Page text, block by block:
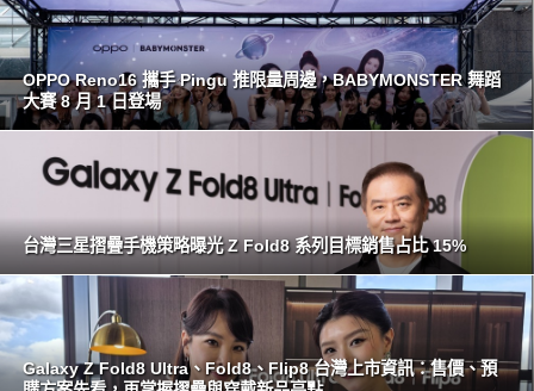
OPPO Reno16 攜手 Pingu 推限量周邊，BABYMONSTER 舞蹈
大賽 8 月 1 日登場
台灣三星摺疊手機策略曝光 Z Fold8 系列目標銷售占比 15%
Galaxy Z Fold8 Ultra、Fold8、Flip8 台灣上市資訊：售價、預